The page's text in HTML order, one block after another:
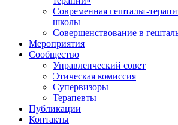
Современная гештальт-
школы
Совершенствование в
Мероприятия
Сообщество
Управленческий совет
Этическая комиссия
Супервизоры
Терапевты
Публикации
Контакты